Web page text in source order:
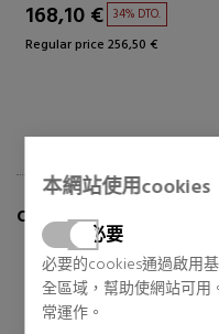
本網站使用cookies
必要
必要的cookies通過啟用
全區域，幫助使網站可
常運作。
168,10 € 34% DTO.
Regular price 256,50 €
CUSTOMERS WHO